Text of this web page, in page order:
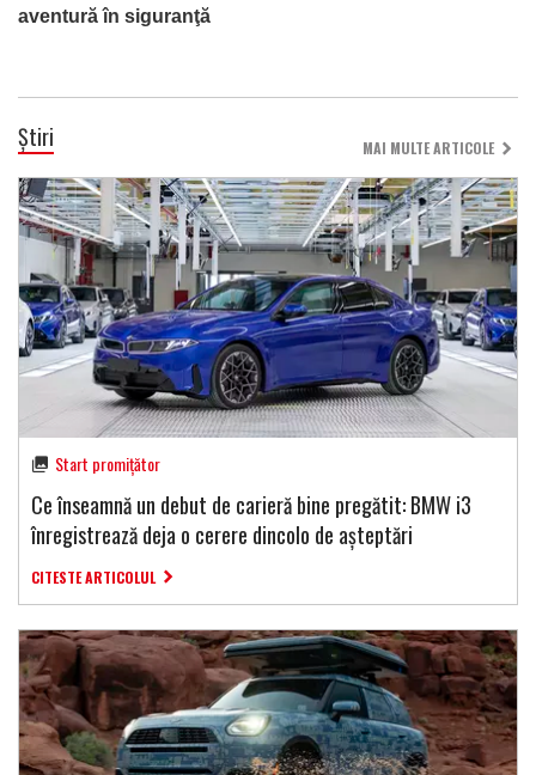
aventură în siguranţă
Știri MAI MULTE ARTICOLE
Start promițător
Ce înseamnă un debut de carieră bine pregătit: BMW i3
înregistrează deja o cerere dincolo de așteptări
CITESTE ARTICOLUL